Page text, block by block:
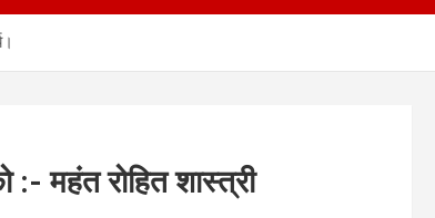
महंत रोहित शास्त्री